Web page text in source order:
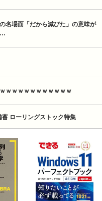
名場面「だから滅びた」の意味が
…
ｗｗｗｗｗｗｗｗｗｗｗ
ローリングストック特集